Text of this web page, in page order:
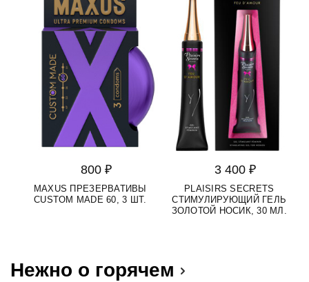
800 ₽
MAXUS ПРЕЗЕРВАТИВЫ
CUSTOM MADE 60, 3 ШТ.
3 400 ₽
PLAISIRS SECRETS
СТИМУЛИРУЮЩИЙ ГЕЛЬ
ЗОЛОТОЙ НОСИК, 30 МЛ.
Нежно о горячем